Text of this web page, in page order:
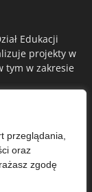
przeglądania,
oraz
zgodę
Edukacji
projekty w
tym w zakresie